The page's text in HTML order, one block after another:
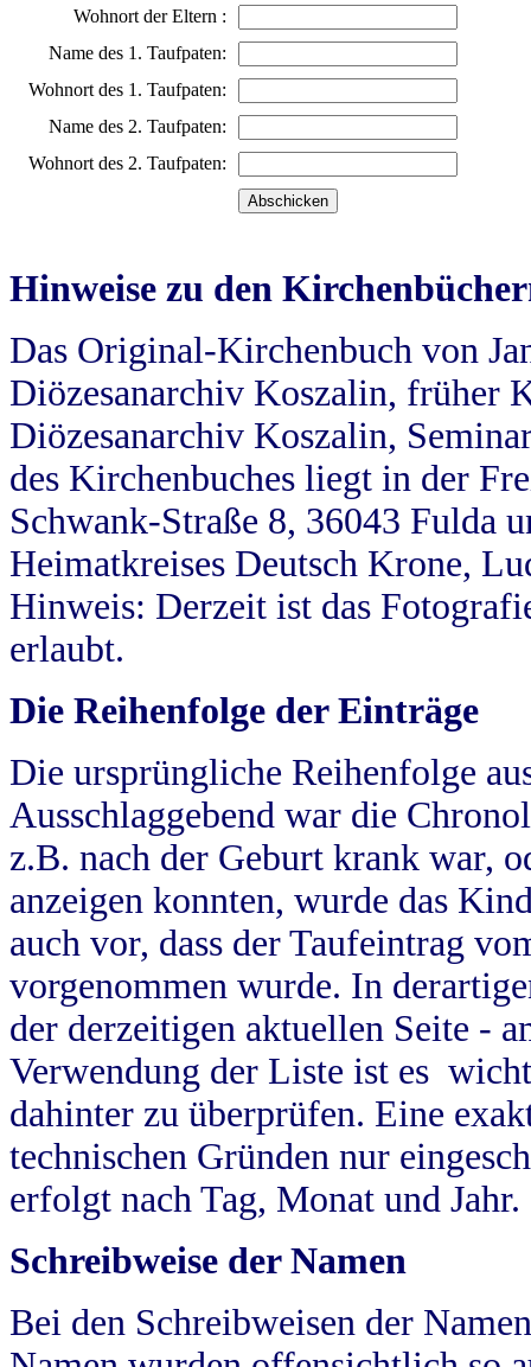
Wohnort der Eltern :
Name des 1. Taufpaten:
Wohnort des 1. Taufpaten:
Name des 2. Taufpaten:
Wohnort des 2. Taufpaten:
Hinweise zu den
Das Original-Kirchenbuch von
Diözesanarchiv Koszalin, früher
Diözesanarchiv Koszalin,
des Kirchenbuches liegt in der
Schwank-Straße 8, 36043 Fulda
Heimatkreises Deutsch Krone,
Hinweis: Derzeit ist das
erlaubt.
Die Reihenfolge der Einträge
Die ursprüngliche Reihenfolge
Ausschlaggebend war die
z.B. nach der Geburt krank war,
anzeigen konnten, wurde das
auch vor, dass der Taufeintrag
vorgenommen wurde. In
der derzeitigen aktuellen Seite -
Verwendung der Liste ist es
dahinter zu überprüfen. Eine
technischen Gründen nur
erfolgt nach Tag, Monat und Jahr.
Schreibweise der Namen
Bei den Schreibweisen der